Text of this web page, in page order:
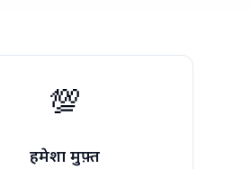
💯
हमेशा मुफ़्त